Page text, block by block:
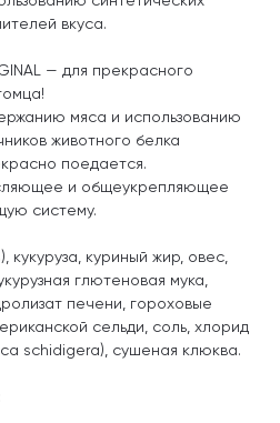
вкуса.
— для прекрасного
мяса и использованию
животного белка
поедается.
и общеукрепляющее
систему.
кукуруза, куриный жир, овес,
глютеновая мука,
печени, гороховые
сельди, соль, хлорид
schidigera), сушеная клюква.